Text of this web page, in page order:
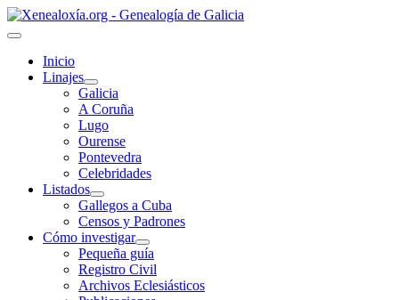
Inicio
Linajes
Galicia
A Coruña
Lugo
Ourense
Pontevedra
Celebridades
Listados
Gallegos a Cuba
Censos y Padrones
Cómo investigar
Pequeña guía
Registro Civil
Archivos Eclesiásticos